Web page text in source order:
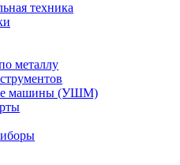
техника
металлу
машины (УШМ)